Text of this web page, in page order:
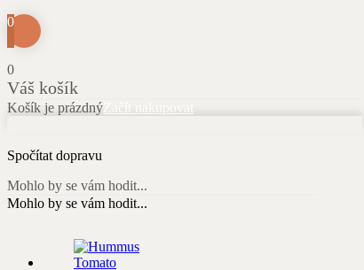
0
0
Váš košík
Košík je prázdnýZačít nakupovat
Spočítat dopravu
Mohlo by se vám hodit...
Mohlo by se vám hodit...